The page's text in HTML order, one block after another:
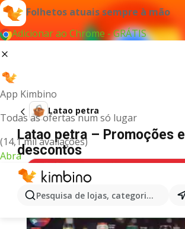
Folhetos atuais sempre à mão
Adicionar ao Chrome - GRÁTIS
App Kimbino
Todas as ofertas num só lugar
(14,1 mil avaliações)
Abra
Pesquisa de lojas,
Latao petra
Latao petra – Promoções e
descontos